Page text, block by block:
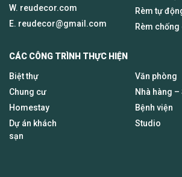
W. reudecor.com
E. reudecor@gmail.com
Rèm tự
Rèm
CÁC CÔNG TRÌNH THỰC HIỆN
Biệt thự
Chung cư
Homestay
Dự án khách
sạn
Văn phòng
Nhà hàng –
Bệnh viện
Studio